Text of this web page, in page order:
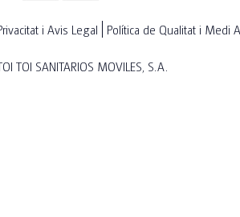
TOI SANITARIOS MOVILES, S.A.
i Avis Legal Política de Qualitat i Medi